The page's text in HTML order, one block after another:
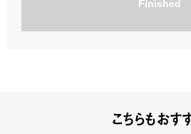
Finished
こちらもおす